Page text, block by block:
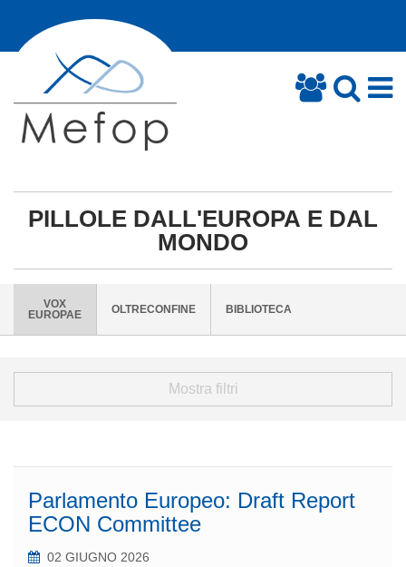
PILLOLE DALL'EUROPA E DAL
MONDO
VOX
EUROPAE
OLTRECONFINE BIBLIOTECA
Mostra filtri
Parlamento Europeo: Draft Report
ECON Committee
02 GIUGNO 2026